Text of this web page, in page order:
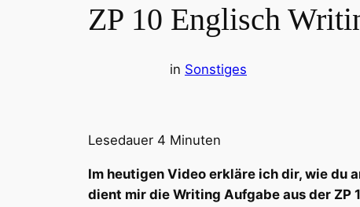
ZP 10 Englisch
in Sonstiges
Lesedauer 4 Minuten
Im heutigen Video erkläre ich dir, wie du
dient mir die Writing Aufgabe aus der ZP